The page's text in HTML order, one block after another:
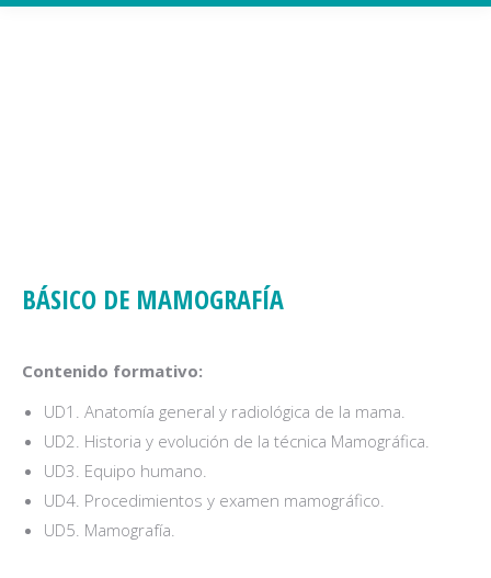
BÁSICO DE MAMOGRAFÍA
Contenido formativo:
UD1. Anatomía general y radiológica de la mama.
UD2. Historia y evolución de la técnica Mamográfica.
UD3. Equipo humano.
UD4. Procedimientos y examen mamográfico.
UD5. Mamografía.